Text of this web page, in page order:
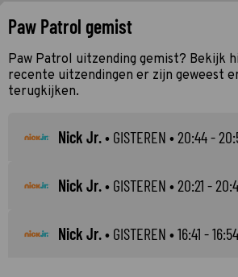
Paw Patrol gemist
Paw Patrol uitzending gemist? Bekijk
recente uitzendingen er zijn geweest
terugkijken.
Nick Jr.• GISTEREN • 20:44 -
Nick Jr.• GISTEREN • 20:21 -
Nick Jr.• GISTEREN • 16:41 - 16:54